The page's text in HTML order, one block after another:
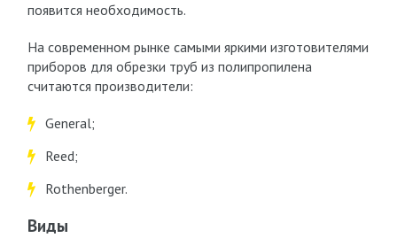
появится необходимость.
На современном рынке самыми яркими изготовителями
приборов для обрезки труб из полипропилена
считаются производители:
General;
Reed;
Rothenberger.
Виды